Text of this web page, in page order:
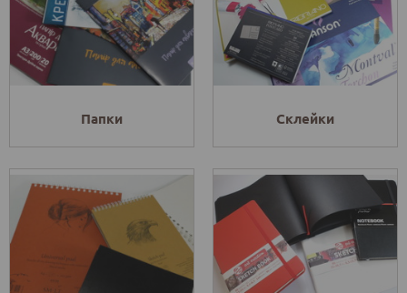
Папки Склейки